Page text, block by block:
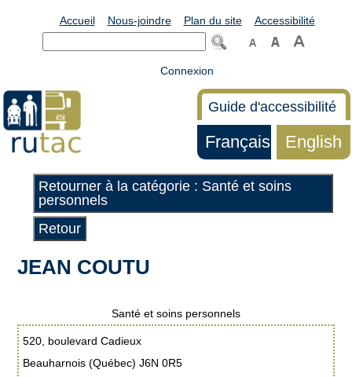
Accueil Nous-joindre Plan du site Accessibilité
Connexion
Guide d'accessibilité
Français English
Retourner à la catégorie : Santé et soins
personnels
Retour
JEAN COUTU
Santé et soins personnels
520, boulevard Cadieux
Beauharnois (Québec) J6N 0R5